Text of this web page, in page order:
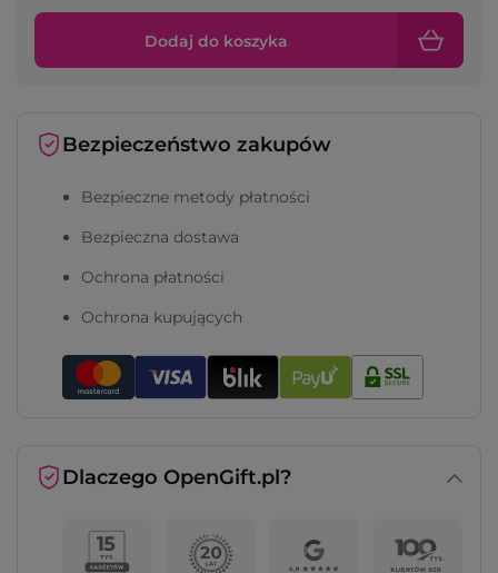
Dodaj do koszyka
Bezpieczeństwo zakupów
Bezpieczne metody płatności
Bezpieczna dostawa
Ochrona płatności
Ochrona kupujących
Dlaczego OpenGift.pl?